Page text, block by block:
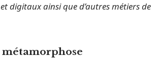
digitaux ainsi que d’autres métiers de
métamorphose